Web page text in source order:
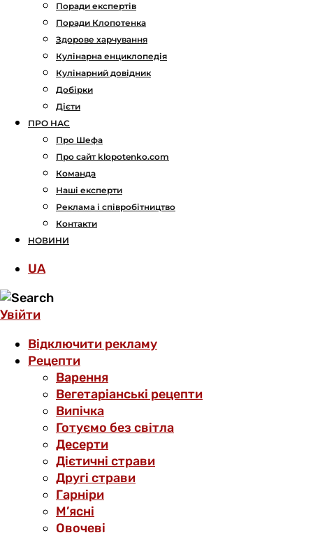
Поради експертів
Поради Клопотенка
Здорове харчування
Кулінарна енциклопедія
Кулінарний довідник
Добірки
Дієти
ПРО НАС
Про Шефа
Про сайт klopotenko.com
Команда
Наші експерти
Реклама і співробітництво
Контакти
НОВИНИ
UA
Увійти
Відключити рекламу
Рецепти
Варення
Вегетаріанські рецепти
Випічка
Готуємо без світла
Десерти
Дієтичні страви
Другі страви
Гарніри
М’ясні
Овочеві